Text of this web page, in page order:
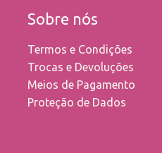
Sobre nós
Termos e Condições
Trocas e Devoluções
Meios de Pagamento
Proteção de Dados